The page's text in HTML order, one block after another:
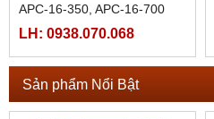
APC-16-350, APC-16-700
LH: 0938.070.068
Sản phẩm Nổi Bật